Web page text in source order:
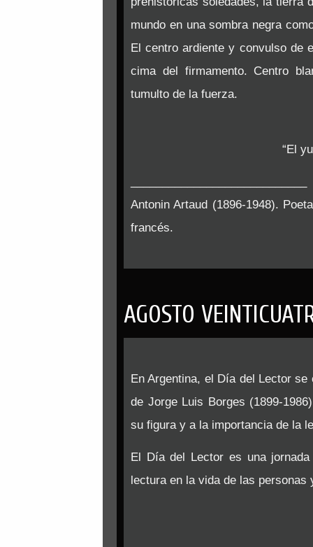
mundo en una sombra negra
El centro ardiente y convulso de
cima del firmamento. Centro
tumulto de la fuerza.
“El
Antonin Artaud (1896-1948).
francés.
AGOSTO
En Argentina, el Día del Lector
de Jorge Luis Borges (1899-
su figura y a la importancia de la
El Día del Lector es una
lectura en la vida de las